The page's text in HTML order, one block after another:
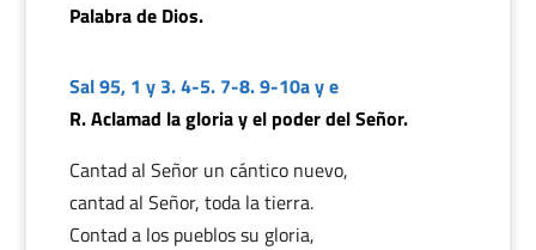
Palabra de Dios.
Sal 95, 1 y 3. 4-5. 7-8. 9-10a y e
R. Aclamad la gloria y el poder del Señor.
Cantad al Señor un cántico nuevo,
cantad al Señor, toda la tierra.
Contad a los pueblos su gloria,